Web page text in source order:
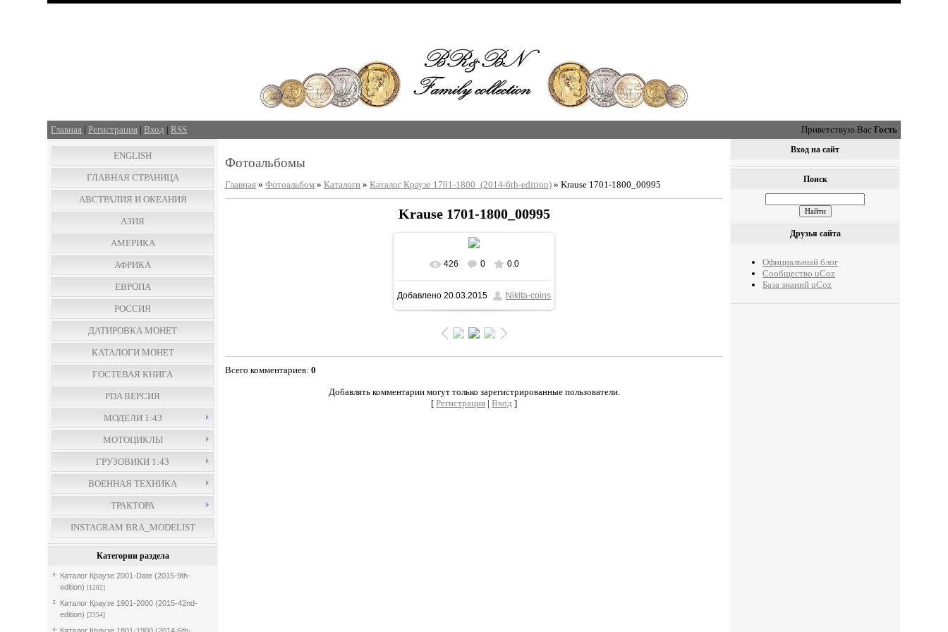
Главная | Регистрация |Вход | RSS Приветствую Вас Гость
ENGLISH
ГЛАВНАЯ СТРАНИЦА
АВСТРАЛИЯ И ОКЕАНИЯ
АЗИЯ
АМЕРИКА
АФРИКА
ЕВРОПА
РОССИЯ
ДАТИРОВКА МОНЕТ
КАТАЛОГИ МОНЕТ
ГОСТЕВАЯ КНИГА
PDA ВЕРСИЯ
МОДЕЛИ 1:43
МОТОЦИКЛЫ
ГРУЗОВИКИ 1:43
ВОЕННАЯ ТЕХНИКА
ТРАКТОРА
INSTAGRAM BRA_MODELIST
Категории раздела
Каталог Краузе 2001-Date (2015-9th-
edition) [1202]
Каталог Краузе 1901-2000 (2015-42nd-
edition) [2354]
Фотоальбомы
Главная »Фотоальбом »Каталоги »Каталог Краузе 1701-1800_(2014-6th-edition) » Krause 1701-1800_00995
Krause 1701-1800_00995
В реальном размере
1213x1600/ 417.3Kb
426 0 0.0
Добавлено 20.03.2015 Nikita-coins
Всего комментариев:0
Добавлять комментарии могут только зарегистрированные пользователи.
[Регистрация |Вход ]
Вход на сайт
Поиск
Друзья сайта
Официальный блог
Сообщество uCoz
База знаний uCoz